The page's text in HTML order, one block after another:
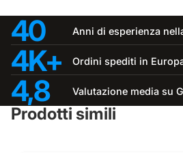
40 Anni di esperienza
4K+ Ordini spediti in
4,8 Valutazione media su
Prodotti simili